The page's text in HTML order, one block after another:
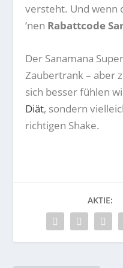
versteht. Und wenn
’nen Rabattcode
Der Sanamana
Zaubertrank – aber
sich besser fühlen
Diät, sondern
richtigen Shake.
AKTIE: